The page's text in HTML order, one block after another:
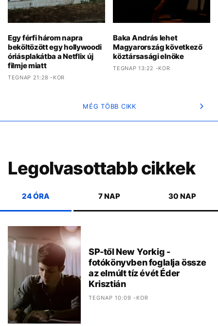
Egy férfi három napra
beköltözött egy hollywoodi
óriásplakátba a Netflix új
filmje miatt
TEGNAP 21:28 -KOR
Baka András lehet
Magyarország következő
köztársasági elnöke
TEGNAP 13:22 -KOR
MÉG TÖBB CIKK
Legolvasottabb cikkek
24 ÓRA 7 NAP 30 NAP
SP-től New Yorkig -
fotókönyvben foglalja össze
az elmúlt tíz évét Éder
Krisztián
TEGNAP 10:09 -KOR